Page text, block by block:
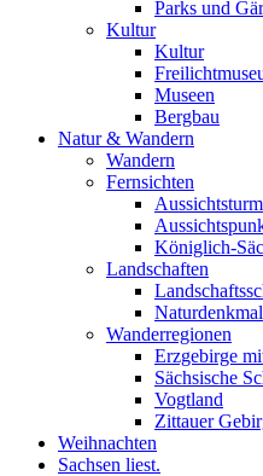
Parks und
Kultur
Kultur
Museen
Bergbau
Natur & Wandern
Wandern
Fernsichten
Aussichtsturm
Königlich-
Landschaften
Naturdenkmal
Wanderregionen
Erzgebirge
Sächsische
Vogtland
Zittauer
Weihnachten
Sachsen liest.